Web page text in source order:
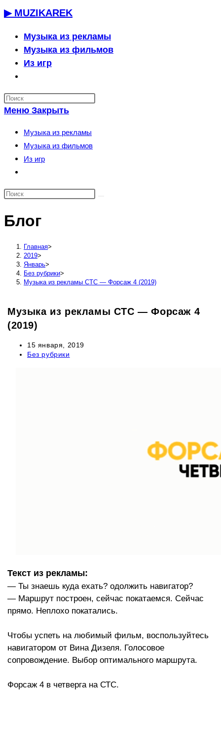
Перейти
содержимому
▶ MUZIKAREK
Музыка из рекламы
Музыка из фильмов
Из игр
по
веб-
сайту
Меню Закрыть
Музыка из рекламы
Музыка из фильмов
Из игр
по
сайту
Блог
Главная>
2019>
Январь>
Без рубрики>
Музыка из рекламы СТС — Форсаж 4 (2019)
Музыка из рекламы СТС — Форсаж 4
(2019)
Запись
опубликована:
15 января, 2019
Рубрика
Без рубрики
Текст из рекламы:
— Ты знаешь куда ехать? одолжить навигатор?
— Маршрут построен, сейчас покатаемся. Сейчас
прямо. Неплохо покатались.
Чтобы успеть на любимый фильм, воспользуйтесь
навигатором от Вина Дизеля. Голосовое
сопровождение. Выбор оптимального маршрута.
Форсаж 4 в четверга на СТС.